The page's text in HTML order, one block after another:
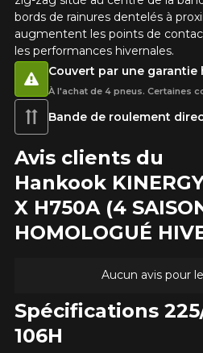
bords de rainures dentelés à
augmentent les points de
les performances hivernales.
Bande de roulement
Couvert par une
À l'achat de 4 pneus. Certaines
Avis clients du
Hankook
X H750A (4
HOMOLOGUÉ
Aucun avis pour
Spécifications
106H
Votre véhicule
Année
Marque
Modèle